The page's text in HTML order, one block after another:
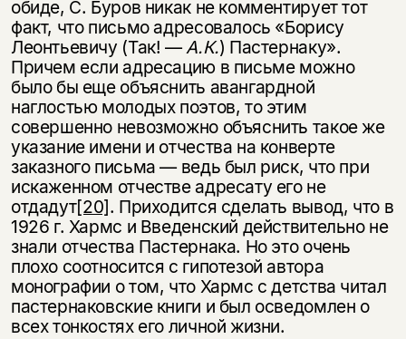
обиде, С. Буров никак не комментирует тот
факт, что письмо адресовалось «Борису
Леонтьевичу (Так! —А.К.) Пастернаку».
Причем если адресацию в письме можно
было бы еще объяснить авангардной
наглостью молодых поэтов, то этим
совершенно невозможно объяснить такое же
указание имени и отчества на конверте
заказного письма — ведь был риск, что при
искаженном отчестве адресату его не
отдадут[20]. Приходится сделать вывод, что в
1926 г. Хармс и Введенский действительно не
знали отчества Пастернака. Но это очень
плохо соотносится с гипотезой автора
монографии о том, что Хармс с детства читал
пастернаковские книги и был осведомлен о
всех тонкостях его личной жизни.